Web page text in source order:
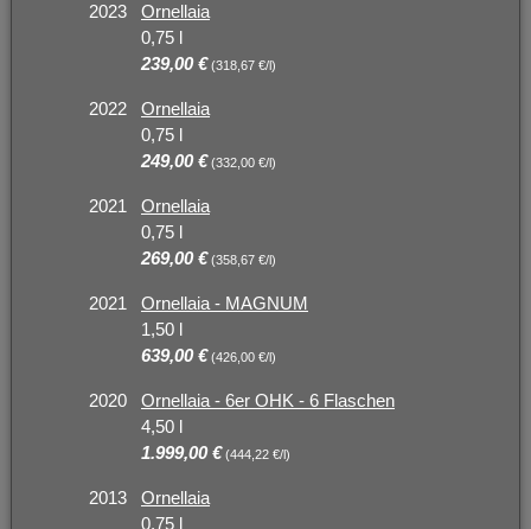
2023
Ornellaia
0,75 l
239,00 € (318,67 €/l)
2022
Ornellaia
0,75 l
249,00 € (332,00 €/l)
2021
Ornellaia
0,75 l
269,00 € (358,67 €/l)
2021
Ornellaia - MAGNUM
1,50 l
639,00 € (426,00 €/l)
2020
Ornellaia - 6er OHK - 6 Flaschen
4,50 l
1.999,00 € (444,22 €/l)
2013
Ornellaia
0,75 l